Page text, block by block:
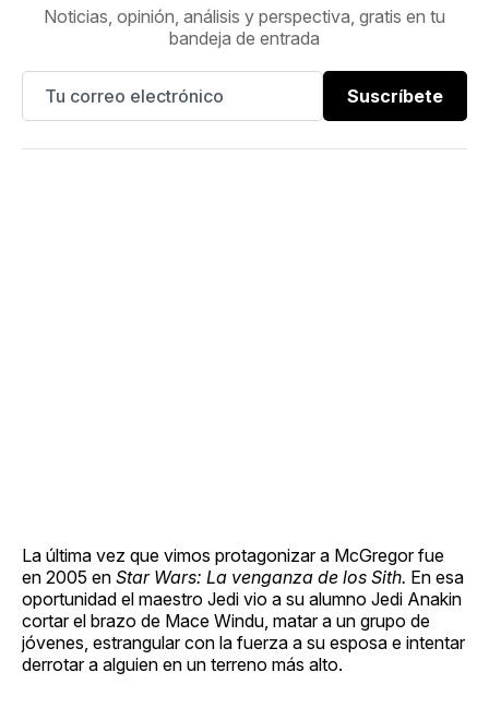
Noticias, opinión, análisis y perspectiva, gratis en tu
bandeja de entrada
Suscríbete
La última vez que vimos protagonizar a McGregor fue
en 2005 en Star Wars: La venganza de los Sith. En esa
oportunidad el maestro Jedi vio a su alumno Jedi Anakin
cortar el brazo de Mace Windu, matar a un grupo de
jóvenes, estrangular con la fuerza a su esposa e intentar
derrotar a alguien en un terreno más alto.